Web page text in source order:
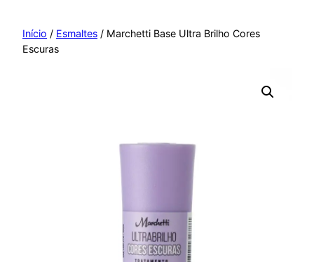
paraInício / Esmaltes / Marchetti Base Ultra Brilho Cores
Escuras